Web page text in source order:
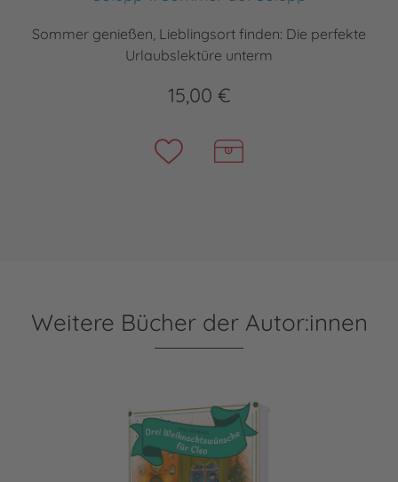
Sommer genießen, Lieblingsort finden: Die perfekte
Urlaubslektüre unterm
15,00 €
Weitere Bücher der Autor:innen